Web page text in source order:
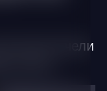
виолончели
часть